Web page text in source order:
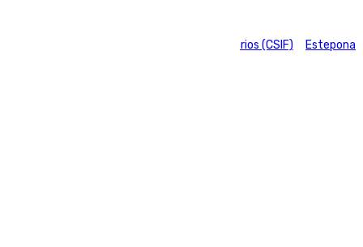
Central Sindical Independiente y de Funcionarios (CSIF)
Estepona